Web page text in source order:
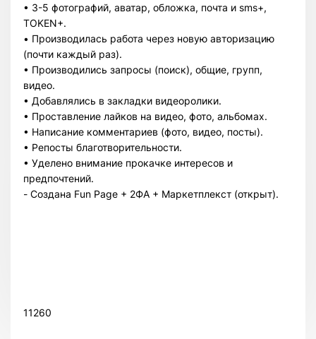
• 3-5 фотографий, аватар, обложка, почта и sms+,
TOKEN+.
• Производилась работа через новую авторизацию
(почти каждый раз).
• Производились запросы (поиск), общие, групп,
видео.
• Добавлялись в закладки видеоролики.
• Проставление лайков на видео, фото, альбомах.
• Написание комментариев (фото, видео, посты).
• Репосты благотворительности.
• Уделено внимание прокачке интересов и
предпочтений.
- Cоздана Fun Page + 2ФА + Маркетплекст (открыт).
11260